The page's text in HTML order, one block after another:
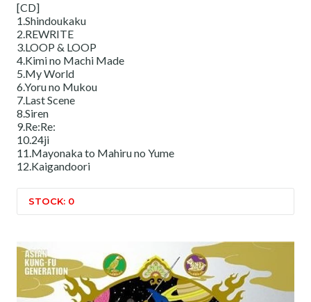
[CD]
1.Shindoukaku
2.REWRITE
3.LOOP & LOOP
4.Kimi no Machi Made
5.My World
6.Yoru no Mukou
7.Last Scene
8.Siren
9.Re:Re:
10.24ji
11.Mayonaka to Mahiru no Yume
12.Kaigandoori
STOCK: 0